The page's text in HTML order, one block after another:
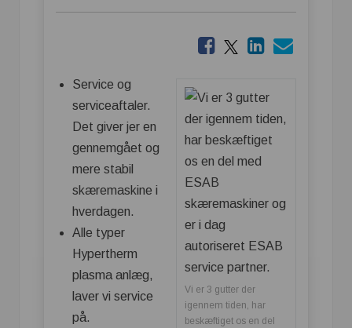
Vi er 3 gutter der
igennem tiden, har
beskæftiget os en del
Service og
serviceaftaler.
Det giver jer en
gennemgået og
mere stabil
skæremaskine i
hverdagen.
Alle typer
Hypertherm
plasma anlæg,
laver vi service
på.